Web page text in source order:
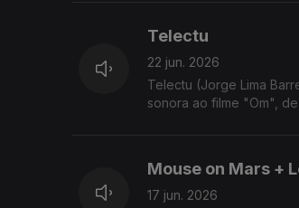
Telectu
22 jun. 2026
Telectu (Jorge Lima
sonora ao filme "Om",
Mouse on Mars +
17 jun. 2026